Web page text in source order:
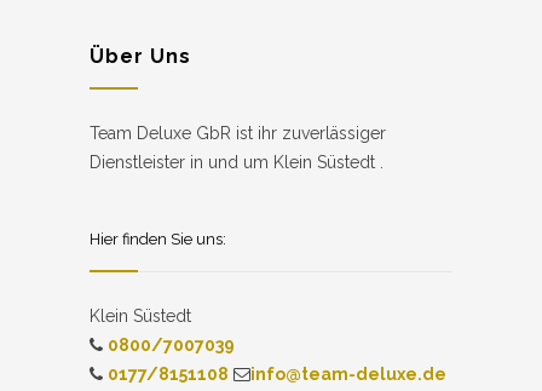
Über Uns
Team Deluxe GbR ist ihr zuverlässiger
Dienstleister in und um Klein Süstedt .
Hier finden Sie uns:
Klein Süstedt
0800/7007039
0177/8151108
info@team-deluxe.de